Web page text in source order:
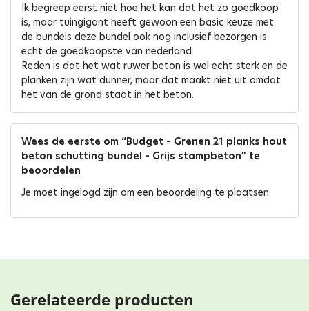
uit 5
Ik begreep eerst niet hoe het kan dat het zo goedkoop
is, maar tuingigant heeft gewoon een basic keuze met
de bundels deze bundel ook nog inclusief bezorgen is
echt de goedkoopste van nederland.
Reden is dat het wat ruwer beton is wel echt sterk en de
planken zijn wat dunner, maar dat maakt niet uit omdat
het van de grond staat in het beton.
Wees de eerste om “Budget – Grenen 21 planks hout
beton schutting bundel – Grijs stampbeton” te
beoordelen
Je moet ingelogd zijn om een beoordeling te plaatsen.
Gerelateerde producten